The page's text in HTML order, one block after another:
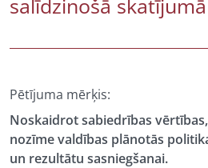
salīdzinošā skatījumā
Pētījuma mērķis:
Noskaidrot sabiedrības
nozīme valdības plānotās
un rezultātu sasniegšanai.